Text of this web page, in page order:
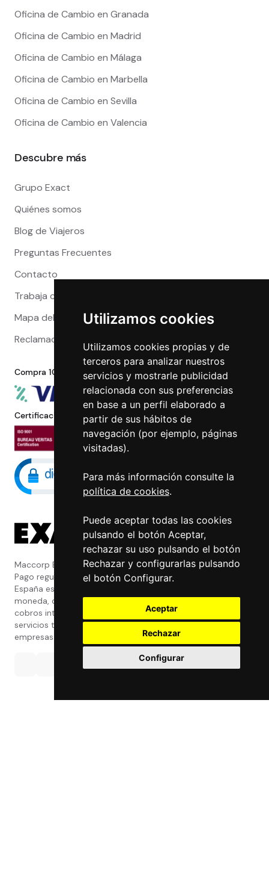
Utilizamos cookies
Utilizamos cookies propias y de
terceros para analizar nuestros
servicios y mostrarle publicidad
relacionada con sus preferencias
en base a un perfil elaborado a
partir de sus hábitos de
navegación (por ejemplo, páginas
visitadas).
Para más información consulte la
política de cookies.
Puede aceptar todas las cookies
pulsando el botón Aceptar,
rechazar su uso pulsando el botón
Rechazar y configurarlas pulsando
el botón Configurar.
Aceptar
Rechazar
Configurar
Oficina de Cambio en Granada
Oficina de Cambio en Madrid
Oficina de Cambio en Málaga
Oficina de Cambio en Marbella
Oficina de Cambio en Sevilla
Oficina de Cambio en Valencia
Descubre más
Grupo Exact
Quiénes somos
Blog de Viajeros
Preguntas Frecuentes
Contacto
Trabaja con nosotros
Mapa del sitio
Reclamaciones
Compra 100% segura
Certificaciones
Maccorp Exact Change es una Entidad de
Pago regulada y con licencia del Banco de
España especializada en cambio de
moneda, divisas, transferencias, pagos y
cobros internacionales que presta estos
servicios tanto a particulares como a
empresas.